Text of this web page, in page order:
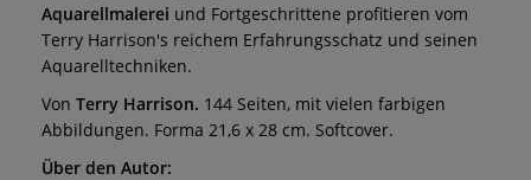
Aquarellmalerei und Fortgeschrittene profitieren vom
Terry Harrison's reichem Erfahrungsschatz und seinen
Aquarelltechniken.
Von Terry Harrison. 144 Seiten, mit vielen farbigen
Abbildungen. Forma 21,6 x 28 cm. Softcover.
Über den Autor: